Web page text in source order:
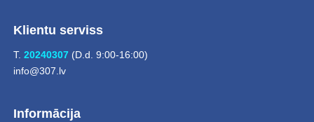
Klientu serviss
T. 20240307(D.d. 9:00-16:00)
info@307.lv
Informācija